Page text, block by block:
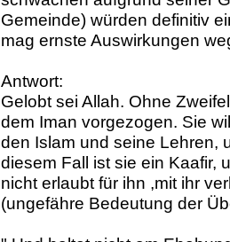
Gemeinde) würden definitiv
mag ernste Auswirkungen
Antwort:
Gelobt sei Allah. Ohne
dem Iman vorgezogen. Sie
den Islam und seine Lehren,
diesem Fall ist sie ein Kaafir,
nicht erlaubt für ihn ,mit ihr
(ungefähre Bedeutung der